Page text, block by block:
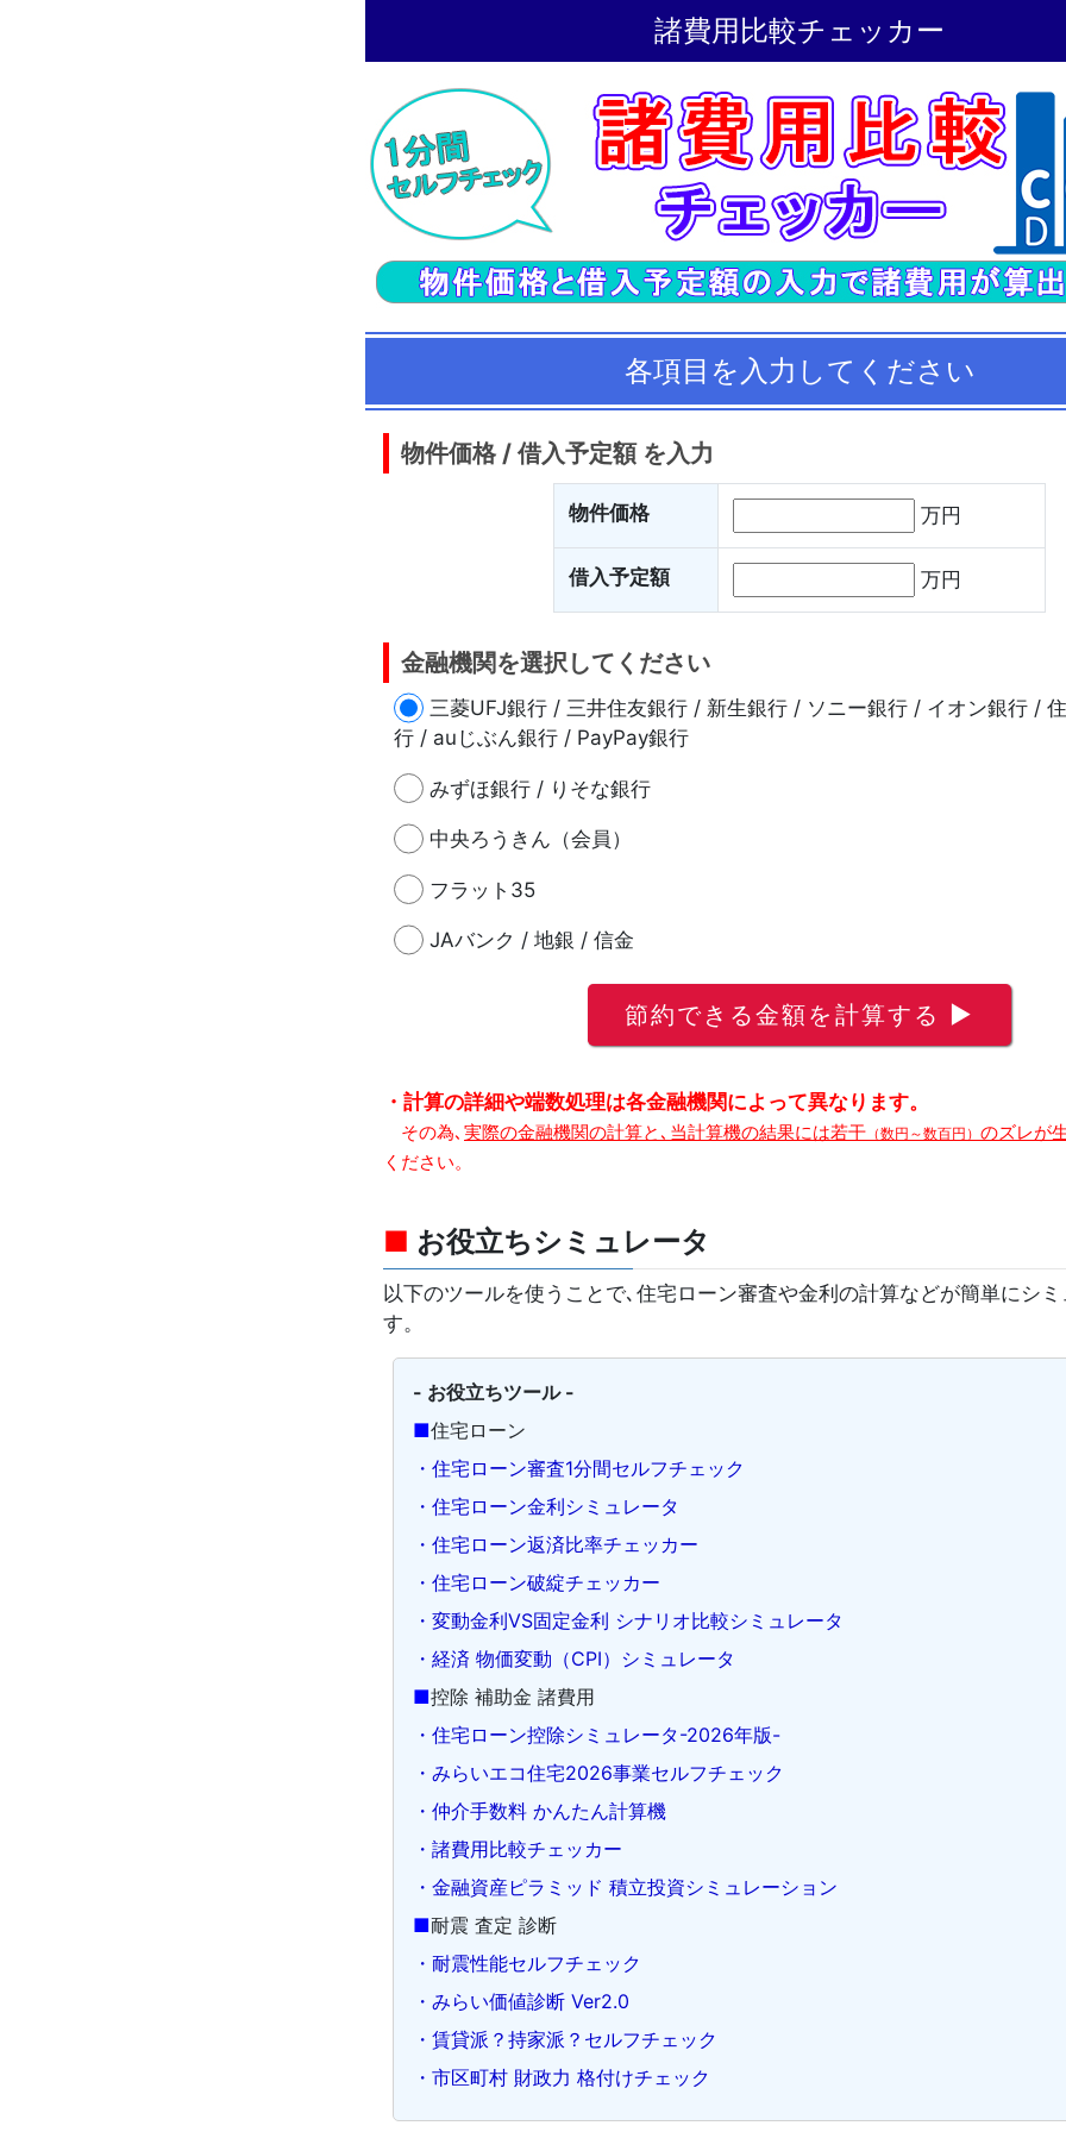
諸費用比較チェッカー
各項目を入力してください
物件価格 / 借入予定額 を入力
物件価格 万円
借入予定額 万円
金融機関を選択してください
三菱UFJ銀行 / 三井住友銀行 / 新生銀行 / ソニー銀行 / イオン銀行 /
行 / auじぶん銀行 / PayPay銀行
みずほ銀行 / りそな銀行
中央ろうきん（会員）
フラット35
JAバンク / 地銀 / 信金
・計算の詳細や端数処理は各金融機関によって異なります。
その為､ 実際の金融機関の計算と､当計算機の結果には若干 （数円～数百円） のズレが
ください。
■ お役立ちシミュレータ
以下のツールを使うことで､住宅ローン審査や金利の計算などが簡単にシミ
す。
- お役立ちツール -
■住宅ローン
・住宅ローン審査1分間セルフチェック
・住宅ローン金利シミュレータ
・住宅ローン返済比率チェッカー
・住宅ローン破綻チェッカー
・変動金利VS固定金利 シナリオ比較シミュレータ
・経済 物価変動（CPI）シミュレータ
■控除 補助金 諸費用
・住宅ローン控除シミュレータ-2026年版-
・みらいエコ住宅2026事業セルフチェック
・仲介手数料 かんたん計算機
・諸費用比較チェッカー
・金融資産ピラミッド 積立投資シミュレーション
■耐震 査定 診断
・耐震性能セルフチェック
・みらい価値診断 Ver2.0
・賃貸派？持家派？セルフチェック
・市区町村 財政力 格付けチェック